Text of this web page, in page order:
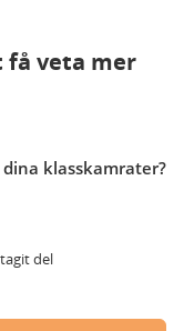
få veta mer
klasskamrater?
del